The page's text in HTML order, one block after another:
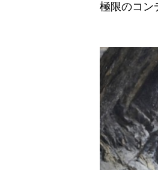
極限のコン